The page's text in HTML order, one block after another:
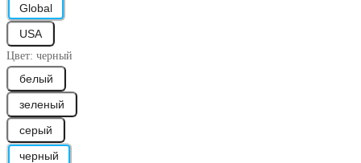
Global
USA
Цвет: черный
белый
зеленый
серый
черный